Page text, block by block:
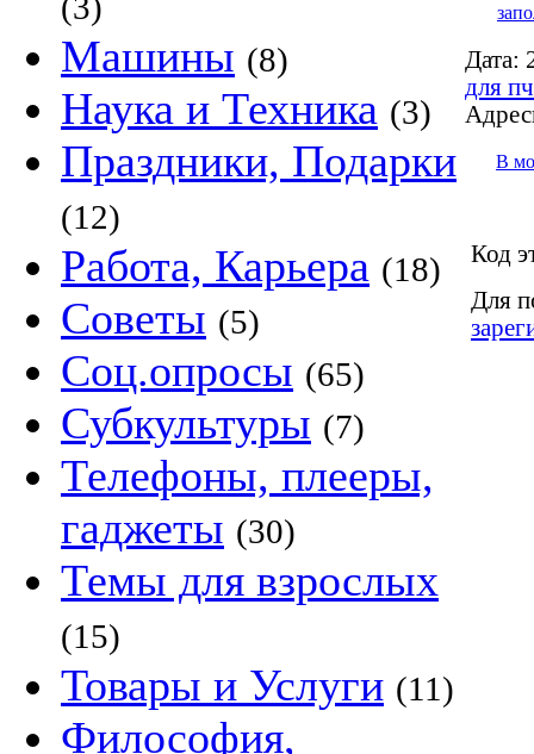
Машины (8)
Наука и Техника (3)
Праздники, Подарки
(12)
Работа, Карьера (18)
Советы (5)
Соц.опросы (65)
Субкультуры (7)
Телефоны, плееры,
гаджеты (30)
Темы для взрослых
(15)
Товары и Услуги (11)
Философия,
Дата:
для пч
В
Код
Для